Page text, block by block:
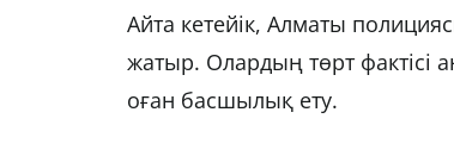
Айта кетейік, Алматы
жатыр. Олардың төрт фактісі
оған басшылық ету.